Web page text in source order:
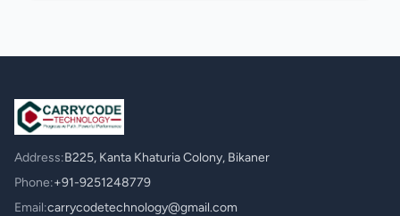
Address:B225, Kanta Khaturia Colony, Bikaner
Phone:+91-9251248779
Email:carrycodetechnology@gmail.com